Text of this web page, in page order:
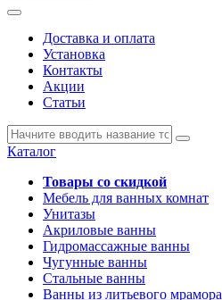
Доставка и оплата
Установка
Контакты
Акции
Статьи
Каталог
Товары со скидкой
Мебель для ванных комнат
Унитазы
Акриловые ванны
Гидромассажные ванны
Чугунные ванны
Стальные ванны
Ванны из литьевого мрамора